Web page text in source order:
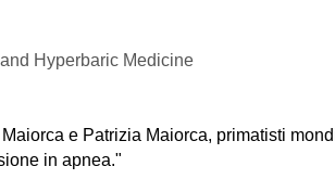
Hyperbaric Medicine
e Patrizia Maiorca, primatisti
in apnea."